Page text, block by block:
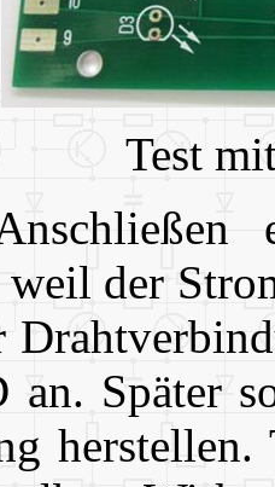
Test
weil der
an. Später